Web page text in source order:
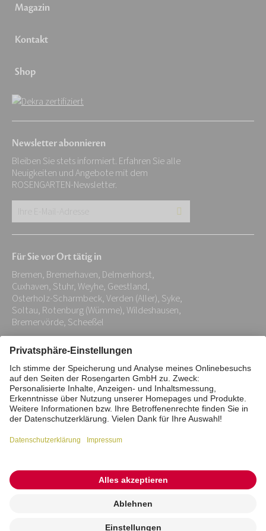
Magazin
Kontakt
Shop
Newsletter abonnieren
Bleiben Sie stets informiert. Erfahren Sie alle
Neuigkeiten und Angebote mit dem
ROSENGARTEN-Newsletter.
E-
Adresse:
*
Für Sie vor Ort tätig in
Bremen, Bremerhaven, Delmenhorst,
Cuxhaven, Stuhr, Weyhe, Geestland,
Osterholz-Scharmbeck, Verden (Aller), Syke,
Soltau, Rotenburg (Wümme), Wildeshausen,
Bremervörde, Scheeßel
Impressum Datenschutz
Stiftung
Interne Meldestelle
Zahlungsmittel
Barrierefreiheitserklärung
Vertrag widerrufen
© 2026 ROSENGARTEN-Tierbestattung